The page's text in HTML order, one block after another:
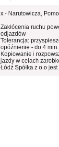
x - Narutowicza,
Zakłócenia ruchu
odjazdów
Tolerancja:
opóźnienie - do 4 min.
Kopiowanie i
jazdy w celach
Łódź Spółka z o.o